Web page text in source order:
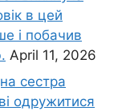
в цей
і побачив
April 11, 2026
сестра
одружитися